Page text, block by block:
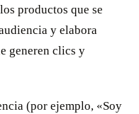
productos que se
y elabora
generen clics y
(por ejemplo, «Soy